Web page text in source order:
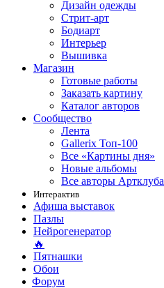
Дизайн одежды
Стрит-арт
Бодиарт
Интерьер
Вышивка
Магазин
Готовые работы
Заказать картину
Каталог авторов
Сообщество
Лента
Gallerix Топ-100
Все «Картины дня»
Новые альбомы
Все авторы Артклуба
Интерактив
Афиша выставок
Пазлы
Нейрогенератор
🔥
Пятнашки
Обои
Форум